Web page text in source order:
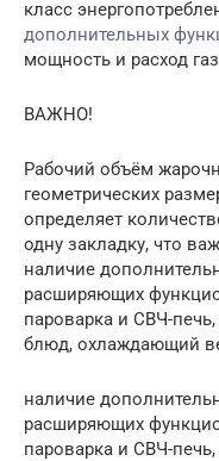
класс
дополнительных
мощность и расход
ВАЖНО!
Рабочий объём
геометрических
определяет
одну закладку, что
наличие
расширяющих
пароварка и СВЧ-
блюд, охлаждающий
наличие
расширяющих
пароварка и СВЧ-